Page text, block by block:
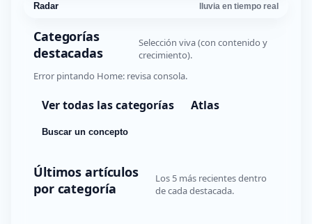
Radar lluvia en tiempo real
Categorías
destacadas
Selección viva (con contenido y
crecimiento).
Error pintando Home: revisa consola.
Ver todas las categorías Atlas
Buscar un concepto
Últimos artículos
por categoría
Los 5 más recientes dentro
de cada destacada.